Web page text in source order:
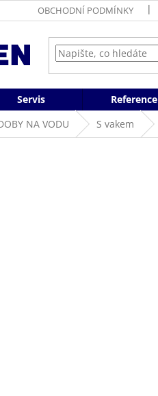
OBCHODNÍ PODMÍNKY
Servis Reference
NA VODU S vakem